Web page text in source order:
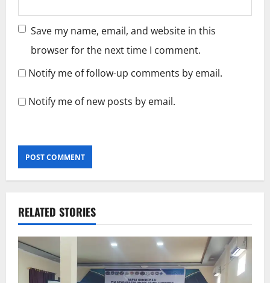
Save my name, email, and website in this
browser for the next time I comment.
Notify me of follow-up comments by email.
Notify me of new posts by email.
RELATED STORIES